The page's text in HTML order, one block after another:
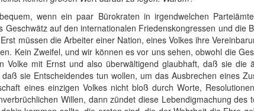
wenn ein paar Bürokraten in irgendwelchen
auf den internationalen Friedenskongressen und die
müssen die Arbeiter einer Nation, eines Volkes ihre
Kein Zweifel, und wir können es vor uns sehen, obwohl die
Volke mit Ernst und also überwältigend glaubhaft, daß sie die
sie Entscheidendes tun wollen, um das Ausbrechen eines
eines einzigen Volkes nicht bloß durch Worte,
Willen, dann zündet diese Lebendigmachung des